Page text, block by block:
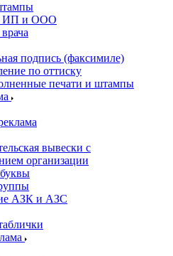
ИП и ООО
подпись (факсимиле)
по оттиску
печати и штампы
вывески с
организации
АЗК и АЗС